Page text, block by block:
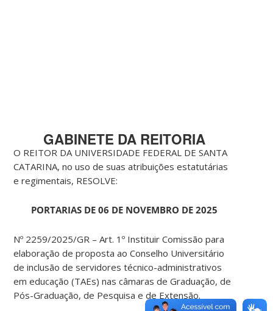
GABINETE DA REITORIA
O REITOR DA UNIVERSIDADE FEDERAL DE SANTA
CATARINA, no uso de suas atribuições estatutárias
e regimentais, RESOLVE:
PORTARIAS DE 06 DE NOVEMBRO DE 2025
Nº 2259/2025/GR – Art. 1º Instituir Comissão para
elaboração de proposta ao Conselho Universitário
de inclusão de servidores técnico-administrativos
em educação (TAEs) nas câmaras de Graduação, de
Pós-Graduação, de Pesquisa e de Extensão.